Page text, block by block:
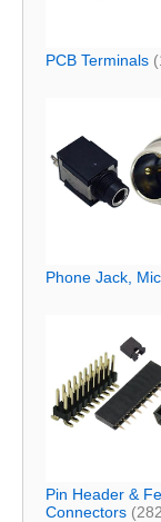
PCB Terminals
Phone Jack,
Pin Header &
Connectors